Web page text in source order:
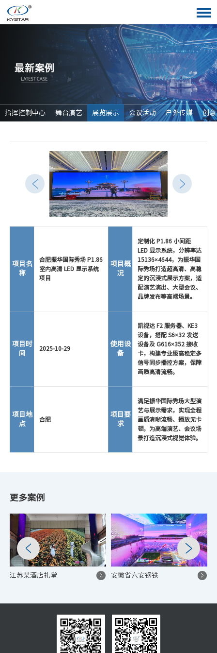
指挥控制中心 舞台演艺 展览展示 会议活动 户外传媒 创
项目名
称
合肥振华国际秀场 P1.86
室内高清 LED 显示系统
项目
项目概
况
定制化 P1.86 小间距
LED 显示系统，分辨率达
15136×4644，为振华国
际秀场打造超高清、高稳
定的沉浸式展示方案，适
配演艺演出、大型会议、
品牌发布等高端场景。
项目时
间
2025-10-29
使用设
备
凯视达 F2 服务器、KE3
设备，搭配 S6×32 发送
设备及 G616×352 接收
卡，构建专业级高稳定多
信号同步播控方案，保障
画质高清流畅。
项目地
点
合肥
项目要
求
满足振华国际秀场大型演
艺与展示需求，实现全程
画质清晰流畅、播放无卡
顿，为高端演艺、会议场
景打造沉浸式视觉体验。
更多案例
江苏某酒店礼堂 安徽省六安钢铁